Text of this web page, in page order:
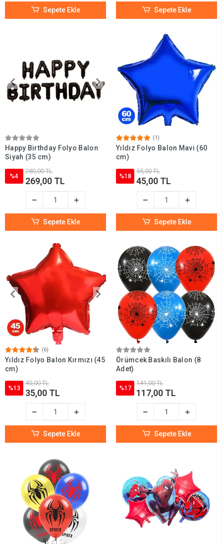
Sepete Ekle Sepete Ekle
Happy Birthday Folyo Balon
Siyah (35 cm)
%4
280,00 TL
269,00 TL
Sepete Ekle
(1)
Yıldız Folyo Balon Mavi (60
cm)
%18
55,00 TL
45,00 TL
Sepete Ekle
(6)
Yıldız Folyo Balon Kırmızı (45
cm)
%13
40,00 TL
35,00 TL
Sepete Ekle
Örümcek Baskılı Balon (8
Adet)
%17
141,00 TL
117,00 TL
Sepete Ekle